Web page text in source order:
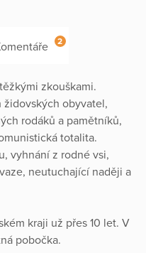
2
zkouškami.
obyvatel,
rodáků a pamětníků,
totalita.
vyhnání z rodné vsi,
neutuchající naději a
kraji už přes 10 let. V
pobočka.